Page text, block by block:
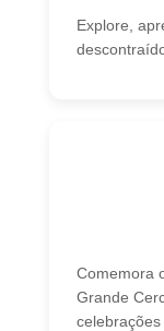
Explore,
Comemora
Grande
celebrações